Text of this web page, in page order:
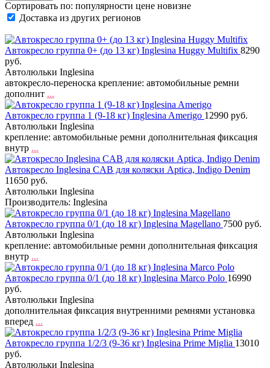
Сортировать по: популярности цене новизне
Доставка из других регионов
Автокресло группа 0+ (до 13 кг) Inglesina Huggy Multifix 8290
руб.
Автолюльки Inglesina
автокресло-переноска крепление: автомобильные ремни
дополнит ...
Автокресло группа 1 (9-18 кг) Inglesina Amerigo 12990 руб.
Автолюльки Inglesina
крепление: автомобильные ремни дополнительная фиксация
внутр ...
Автокресло Inglesina CAB для коляски Aptica, Indigo Denim
11650 руб.
Автолюльки Inglesina
Производитель: Inglesina
Автокресло группа 0/1 (до 18 кг) Inglesina Magellano 7500 руб.
Автолюльки Inglesina
крепление: автомобильные ремни дополнительная фиксация
внутр ...
Автокресло группа 0/1 (до 18 кг) Inglesina Marco Polo 16990
руб.
Автолюльки Inglesina
дополнительная фиксация внутренними ремнями установка
вперед ...
Автокресло группа 1/2/3 (9-36 кг) Inglesina Prime Miglia 13010
руб.
Автолюльки Inglesina